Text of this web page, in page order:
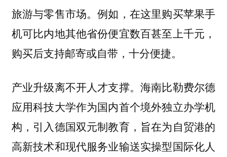
旅游与零售市场。例如，在这里购买苹果手
机可比内地其他省份便宜数百甚至上千元，
购买后支持邮寄或自带，十分便捷。
产业升级离不开人才支撑。海南比勒费尔德
应用科技大学作为国内首个境外独立办学机
构，引入德国双元制教育，旨在为自贸港的
高新技术和现代服务业输送实操型国际化人